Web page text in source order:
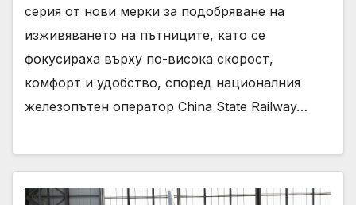
серия от нови мерки за подобряване на
изживяването на пътниците, като се
фокусираха върху по-висока скорост,
комфорт и удобство, според националния
железопътен оператор China State Railway…